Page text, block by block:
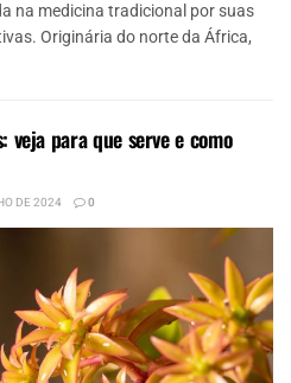
na medicina tradicional por suas
Originária do norte da África,
veja para que serve e como
DE 2024 0